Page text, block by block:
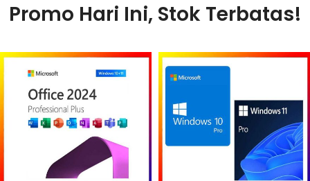
Promo Hari Ini, Stok Terbatas!